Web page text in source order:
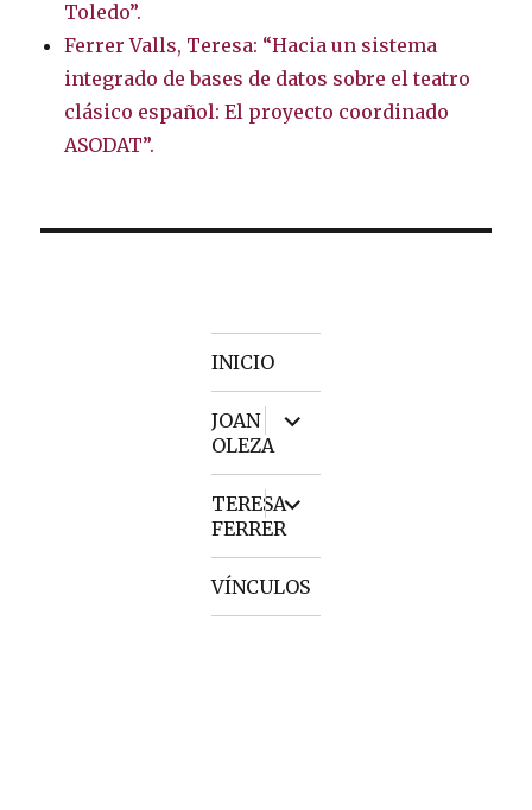
Toledo”.
Ferrer Valls, Teresa: “Hacia un sistema
integrado de bases de datos sobre el teatro
clásico español: El proyecto coordinado
ASODAT”.
INICIO
JOAN
OLEZA
expand
child
menu
TERESA
FERRER
expand
child
menu
VÍNCULOS